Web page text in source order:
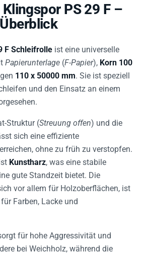
PS 29 F –
F Schleifrolle ist eine universelle
Papierunterlage (F-Papier), Korn 100
110 x 50000 mm. Sie ist speziell
und den Einsatz an einem
Struktur (Streuung offen) und die
sich eine effiziente
ohne zu früh zu verstopfen.
Kunstharz, was eine stabile
gute Standzeit bietet. Die
vor allem für Holzoberflächen, ist
Farben, Lacke und
für hohe Aggressivität und
bei Weichholz, während die